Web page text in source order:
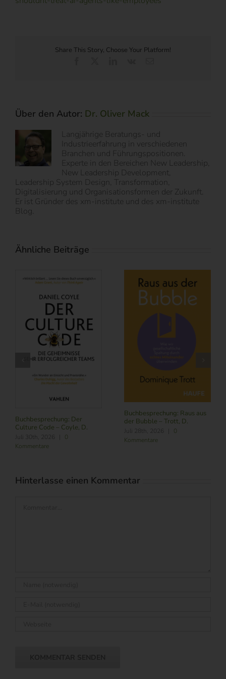
Share This Story, Choose Your Platform!
Über den Autor: Dr. Oliver Mack
Langjährige Beratungs- und
Industrieerfahrung in verschiedenen
Branchen und Führungspositionen.
Experte in den Bereichen New Leadership,
New Leadership Development,
Leadership System Design, Transformation,
Digitalisierung und Organisationsformen der Zukunft.
Er ist Gründer des xm-institute und des xm-institute
Blog.
Ähnliche Beiträge
Buchbesprechung: Der
Culture Code – Coyle, D.
Juli 30th, 2026
0
Kommentare
Buchbesprechung: Raus aus
der Bubble – Trott, D.
Juli 28th, 2026
0
Kommentare
Hinterlasse einen Kommentar